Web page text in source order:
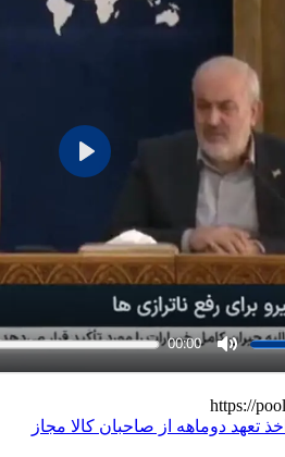
https://
تعهد دوماهه از صاحبان کالا مجاز